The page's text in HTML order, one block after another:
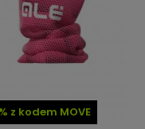
z kodem MOVE